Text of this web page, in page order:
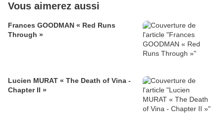
Vous aimerez aussi
Frances GOODMAN « Red Runs
Through »
Lucien MURAT « The Death of Vina -
Chapter II »